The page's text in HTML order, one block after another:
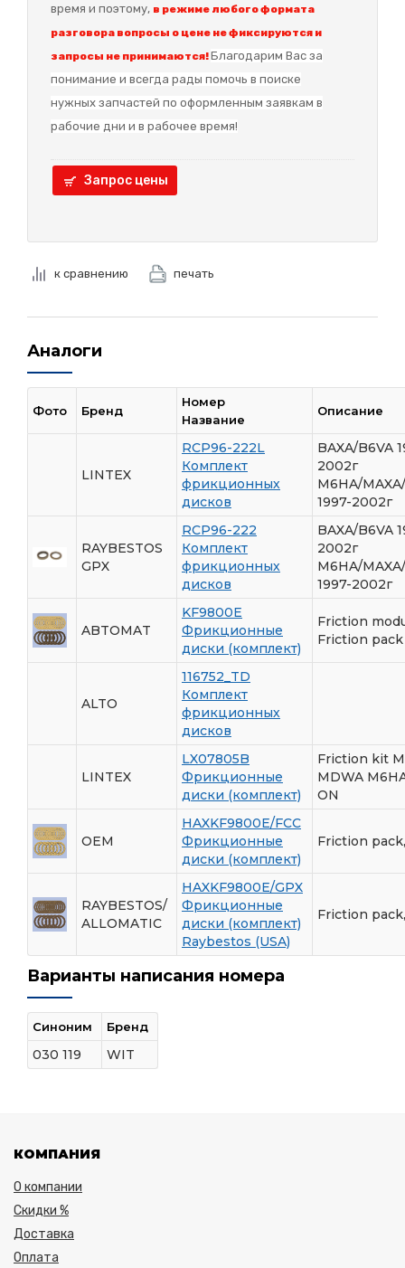
время и поэтому, в режиме любого формата
разговора вопросы о цене не фиксируются и
запросы не принимаются!Благодарим Вас за
понимание и всегда рады помочь в поиске
нужных запчастей по оформленным заявкам в
рабочие дни и в рабочее время!
Запрос цены
к сравнению печать
Аналоги
Фото Бренд
Номер
Название
Описание
LINTEX
RCP96-222L
Комплект
фрикционных
дисков
BAXA/B6VA
2002г
M6HA/
1997-2002г
RAYBESTOS
GPX
RCP96-222
Комплект
фрикционных
дисков
BAXA/B6VA
2002г
M6HA/
1997-2002г
ABTOMAT
KF9800E
Фрикционные
диски (комплект)
Friction
Friction pack
ALTO
116752_TD
Комплект
фрикционных
дисков
LINTEX
LX07805B
Фрикционные
диски (комплект)
Friction kit
MDWA
ON
OEM
HAXKF9800E/FCC
Фрикционные
диски (комплект)
Friction
RAYBESTOS/
ALLOMATIC
HAXKF9800E/GPX
Фрикционные
диски (комплект)
Raybestos (USA)
Friction
Варианты написания номера
Синоним Бренд
030 119 WIT
КОМПАНИЯ
О компании
Скидки %
Доставка
Оплата